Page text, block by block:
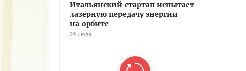
Итальянский стартап испытает
лазерную передачу энергии
на орбите
29 июля